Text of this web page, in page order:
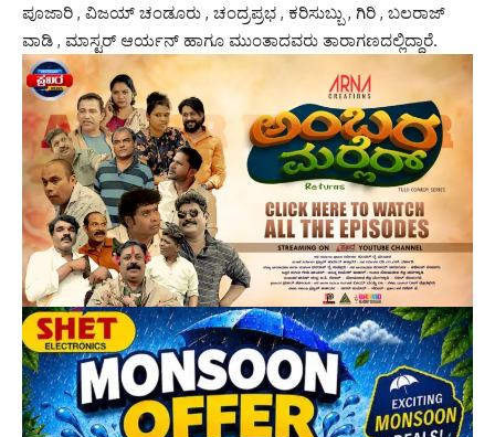
ಪೂಜಾರಿ , ವಿಜಯ್ ಚಂಡೂರು , ಚಂದ್ರಪ್ರಭ , ಕರಿಸುಬ್ಬು , ಗಿರಿ , ಬಲರಾಜ್
ವಾಡಿ , ಮಾಸ್ಟರ್ ಆರ್ಯನ್ ಹಾಗೂ ಮುಂತಾದವರು ತಾರಾಗಣದಲ್ಲಿದ್ದಾರೆ.